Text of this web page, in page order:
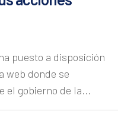
puesto a disposición
web donde se
el gobierno de la...